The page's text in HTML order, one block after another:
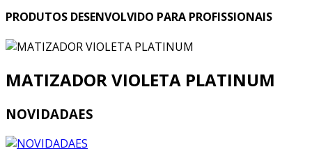
PRODUTOS DESENVOLVIDO PARA PROFISSIONAIS
MATIZADOR VIOLETA PLATINUM
NOVIDADAES